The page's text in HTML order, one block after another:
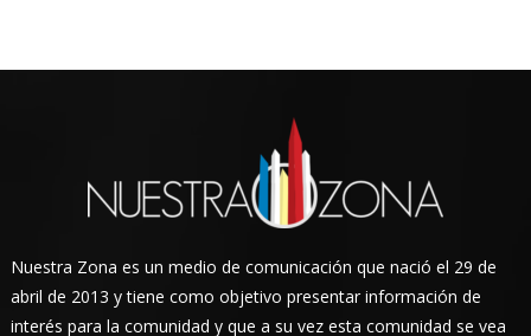
Nuestra Zona es un medio de comunicación que nació el 29 de
abril de 2013 y tiene como objetivo presentar información de
interés para la comunidad y que a su vez esta comunidad se vea